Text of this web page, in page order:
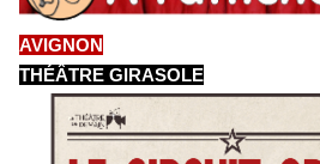
AVIGNON
THÉÂTRE GIRASOLE